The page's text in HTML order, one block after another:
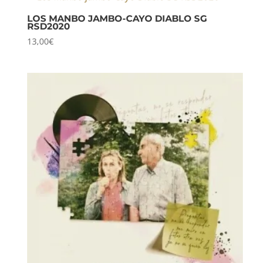
LOS MANBO JAMBO-CAYO DIABLO SG
RSD2020
13,00€